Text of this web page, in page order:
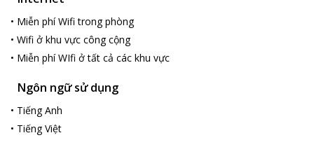
• Miễn phí Wifi trong phòng
• Wifi ở khu vực công cộng
• Miễn phí WIfi ở tất cả các khu vực
Ngôn ngữ sử dụng
• Tiếng Anh
• Tiếng Việt